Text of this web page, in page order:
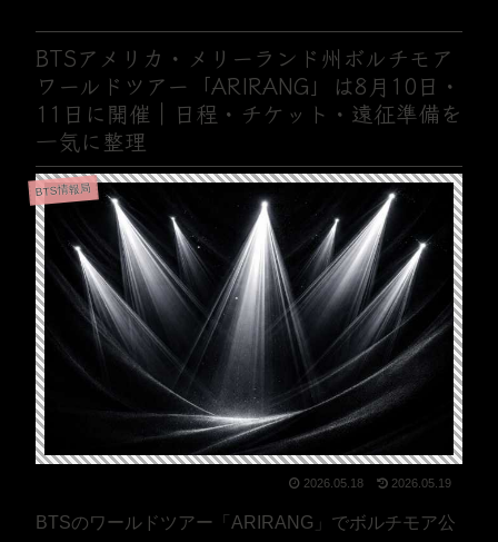
BTSアメリカ・メリーランド州ボルチモア
ワールドツアー「ARIRANG」は8月10日・
11日に開催｜日程・チケット・遠征準備を
一気に整理
BTS情報局
2026.05.18 2026.05.19
BTSのワールドツアー「ARIRANG」でボルチモア公